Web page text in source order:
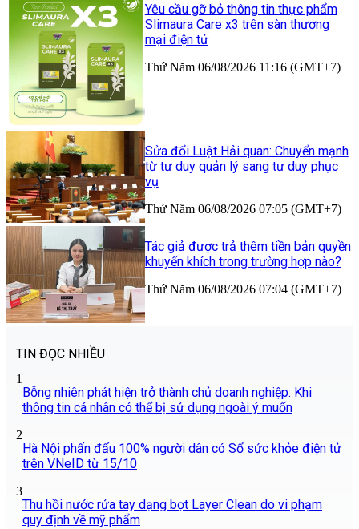
Yêu cầu gỡ bỏ thông tin thực phẩm
Slimaura Care x3 trên sàn thương
mại điện tử
Thứ Năm 06/08/2026 11:16 (GMT+7)
Sửa đổi Luật Hải quan: Chuyển mạnh
từ tư duy quản lý sang tư duy phục
vụ
Thứ Năm 06/08/2026 07:05 (GMT+7)
Tác giả được trả thêm tiền bản quyền
khuyến khích trong trường hợp nào?
Thứ Năm 06/08/2026 07:04 (GMT+7)
TIN ĐỌC NHIỀU
1
Bỗng nhiên phát hiện trở thành chủ doanh nghiệp: Khi
thông tin cá nhân có thể bị sử dụng ngoài ý muốn
2
Hà Nội phấn đấu 100% người dân có Sổ sức khỏe điện tử
trên VNeID từ 15/10
3
Thu hồi nước rửa tay dạng bọt Layer Clean do vi phạm
quy định về mỹ phẩm